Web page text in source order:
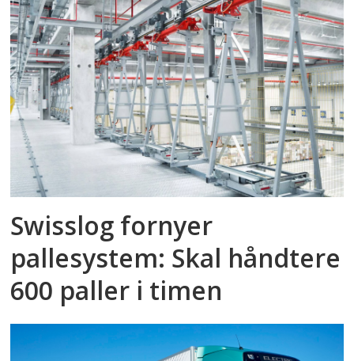
Swisslog fornyer
pallesystem: Skal håndtere
600 paller i timen